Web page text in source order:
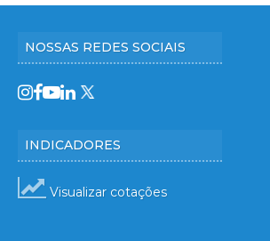
NOSSAS REDES SOCIAIS
INDICADORES
Visualizar cotações